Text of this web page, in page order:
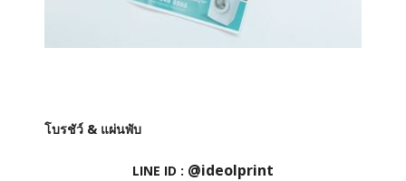
โบรชัว์ & แผ่นพับ
LINE ID : @ideolprint